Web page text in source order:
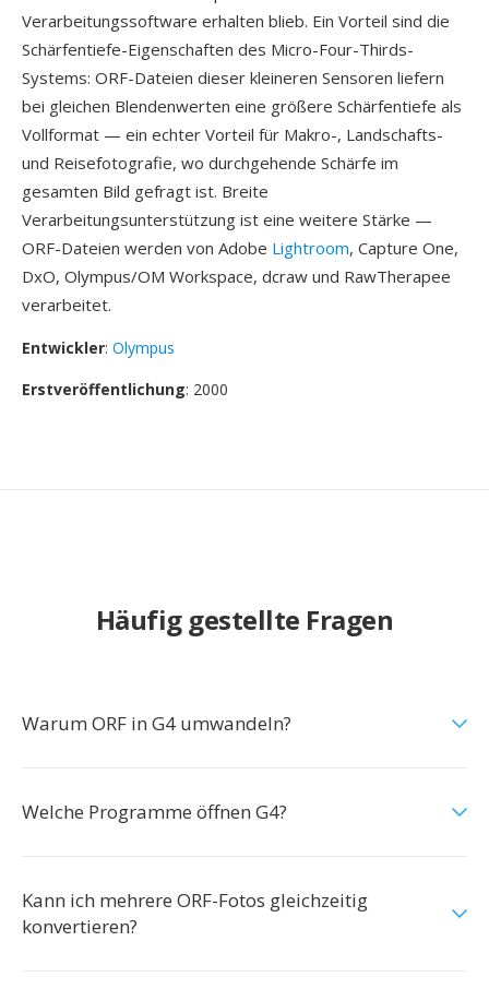
Verarbeitungssoftware erhalten blieb. Ein Vorteil sind die
Schärfentiefe-Eigenschaften des Micro-Four-Thirds-
Systems: ORF-Dateien dieser kleineren Sensoren liefern
bei gleichen Blendenwerten eine größere Schärfentiefe als
Vollformat — ein echter Vorteil für Makro-, Landschafts-
und Reisefotografie, wo durchgehende Schärfe im
gesamten Bild gefragt ist. Breite
Verarbeitungsunterstützung ist eine weitere Stärke —
ORF-Dateien werden von Adobe Lightroom, Capture One,
DxO, Olympus/OM Workspace, dcraw und RawTherapee
verarbeitet.
Entwickler: Olympus
Erstveröffentlichung: 2000
Häufig gestellte Fragen
Warum ORF in G4 umwandeln?
Welche Programme öffnen G4?
Kann ich mehrere ORF-Fotos gleichzeitig
konvertieren?